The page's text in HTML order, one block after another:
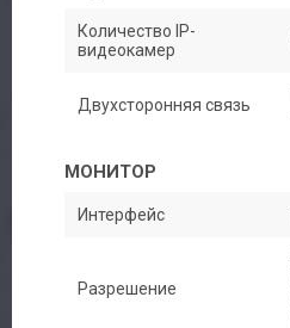
Количество IP-
видеокамер
Двухсторонняя связь
МОНИТОР
Интерфейс
Разрешение